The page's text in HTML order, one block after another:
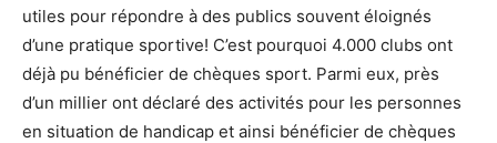
utiles pour répondre à des publics souvent éloignés
d’une pratique sportive! C’est pourquoi 4.000 clubs ont
déjà pu bénéficier de chèques sport. Parmi eux, près
d’un millier ont déclaré des activités pour les personnes
en situation de handicap et ainsi bénéficier de chèques